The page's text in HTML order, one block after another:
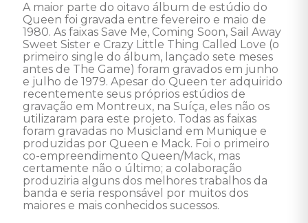
A maior parte do oitavo álbum de estúdio do
Queen foi gravada entre fevereiro e maio de
1980. As faixas Save Me, Coming Soon, Sail Away
Sweet Sister e Crazy Little Thing Called Love (o
primeiro single do álbum, lançado sete meses
antes de The Game) foram gravados em junho
e julho de 1979. Apesar do Queen ter adquirido
recentemente seus próprios estúdios de
gravação em Montreux, na Suíça, eles não os
utilizaram para este projeto. Todas as faixas
foram gravadas no Musicland em Munique e
produzidas por Queen e Mack. Foi o primeiro
co-empreendimento Queen/Mack, mas
certamente não o último; a colaboração
produziria alguns dos melhores trabalhos da
banda e seria responsável por muitos dos
maiores e mais conhecidos sucessos.